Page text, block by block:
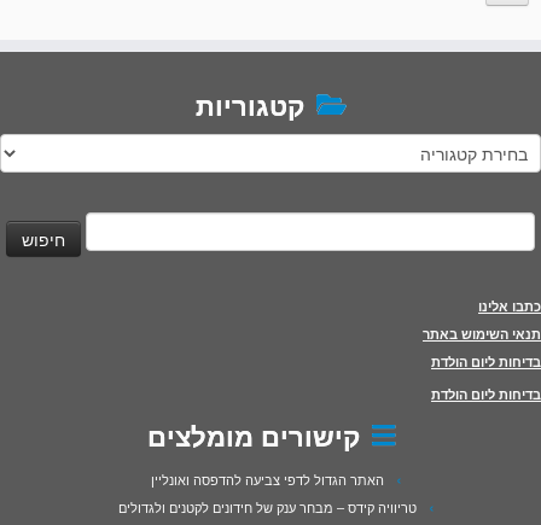
קטגוריות
קטגוריות
כתבו אלינו
תנאי השימוש באתר
בדיחות ליום הולדת
בדיחות ליום הולדת
קישורים מומלצים
האתר הגדול לדפי צביעה להדפסה ואונליין
טריוויה קידס – מבחר ענק של חידונים לקטנים ולגדולים